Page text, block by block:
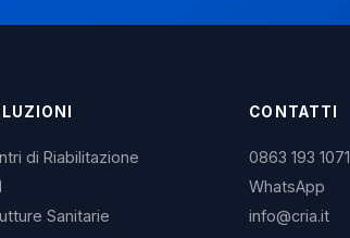
di Riabilitazione
Sanitarie
CONTATTI
0863 193 1071
WhatsApp
info@cria.it